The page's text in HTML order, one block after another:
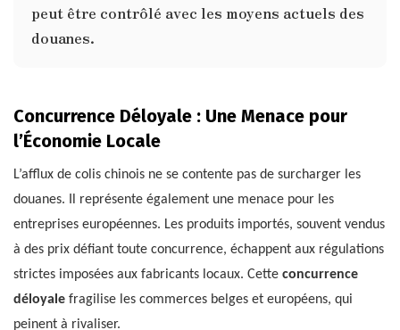
peut être contrôlé avec les moyens actuels des
douanes.
Concurrence Déloyale : Une Menace pour
l’Économie Locale
L’afflux de colis chinois ne se contente pas de surcharger les
douanes. Il représente également une menace pour les
entreprises européennes. Les produits importés, souvent vendus
à des prix défiant toute concurrence, échappent aux régulations
strictes imposées aux fabricants locaux. Cette concurrence
déloyale fragilise les commerces belges et européens, qui
peinent à rivaliser.